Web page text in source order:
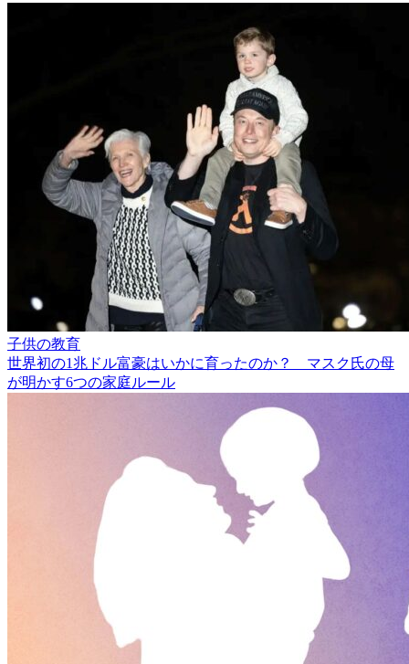
子供の教育
世界初の1兆ドル富豪はいかに育ったのか？ マスク氏の母
が明かす6つの家庭ルール